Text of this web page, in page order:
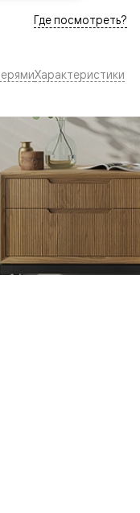
Где посмотреть?
Характеристики